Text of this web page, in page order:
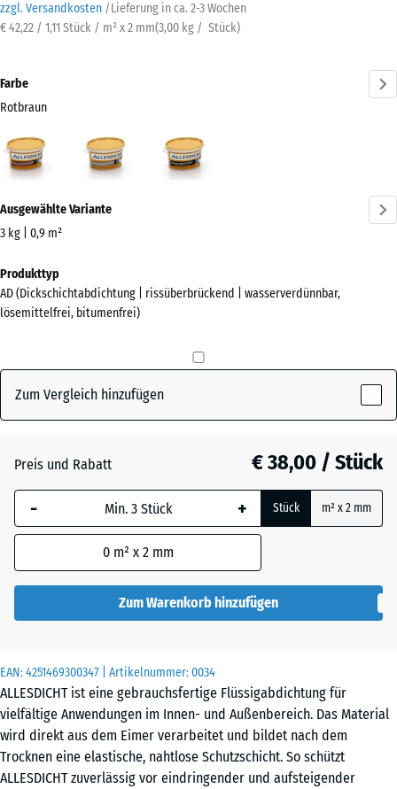
zzgl. Versandkosten /Lieferung in ca. 2-3 Wochen
€ 42,22 / 1,11 Stück / m² x 2 mm(3,00 kg / Stück)
EAN:4251469300347 | Artikelnummer:0034
ALLESDICHT ist eine gebrauchsfertige Flüssigabdichtung für
vielfältige Anwendungen im Innen- und Außenbereich. Das Material
wird direkt aus dem Eimer verarbeitet und bildet nach dem
Trocknen eine elastische, nahtlose Schutzschicht. So schützt
ALLESDICHT zuverlässig vor eindringender und aufsteigender
Farbe
Rotbraun
Rotbraun
(active)
Informationen
zu
Farben?
Farbpalette
Rotbraun(active)
- € 2,30
Ausgewählte Variante
3 kg | 0,9 m²
Abmessungen
für
den
x
178
Die gewählte, blau
umrandete
Abmessung wird
Produktdaten nicht
anders angegeben)
für die
3
kg
|
0,9
m²
Produkttyp
AD (Dickschichtabdichtung | rissüberbrückend | wasserverdünnbar,
lösemittelfrei, bitumenfrei)
Zum Vergleich hinzufügen
Preis und Rabatt € 38,00 / Stück
- + Stück m² x 2 mm
0 m² x 2 mm
Zum Warenkorb hinzufügen